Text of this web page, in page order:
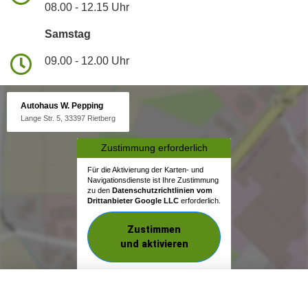
08.00 - 12.15 Uhr
Samstag
09.00 - 12.00 Uhr
Autohaus W. Pepping
Lange Str. 5, 33397 Rietberg
Zustimmung erforderlich
Für die Aktivierung der Karten- und
Navigationsdienste ist Ihre Zustimmung
zu den Datenschutzrichtlinien vom
Drittanbieter Google LLC erforderlich.
Zustimmen
und aktivieren